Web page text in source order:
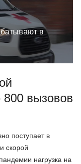
в
800 вызовов
поступает в
скорой
нагрузка на